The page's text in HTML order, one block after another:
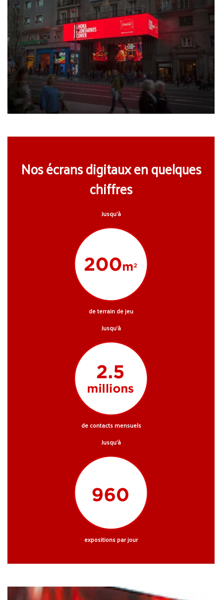
Nos écrans digitaux en quelques
chiffres
Jusqu’à
de terrain de jeu
Jusqu’à
de contacts mensuels
Jusqu’à
expositions par jour